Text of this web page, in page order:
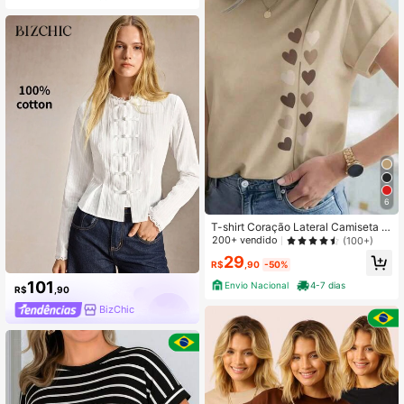
R$101 ,90
BizChic
6
T-shirt Coração Lateral Camiseta V
árias Cores Algodão Blusa Premium
200+ vendido (100+)
R$29 ,90 -50%
Envio Nacional
4-7 dias